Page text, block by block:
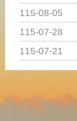
115-08-05
115-07-28
115-07-21